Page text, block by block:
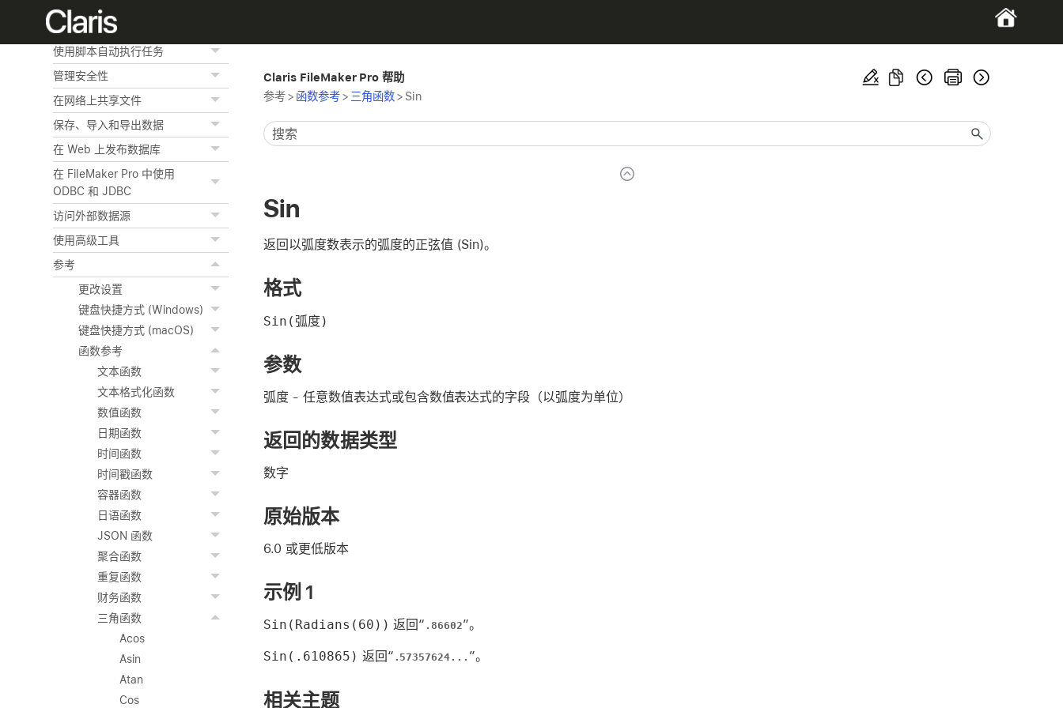
从数据创建图表
使用脚本自动执行任务
管理安全性
在网络上共享文件
保存、导入和导出数据
在 Web 上发布数据库
在 FileMaker Pro 中使用
ODBC 和 JDBC
访问外部数据源
使用高级工具
参考
更改设置
键盘快捷方式 (Windows)
键盘快捷方式 (macOS)
函数参考
文本函数
文本格式化函数
数值函数
日期函数
时间函数
时间戳函数
容器函数
日语函数
JSON 函数
聚合函数
重复函数
财务函数
三角函数
Acos
Asin
Atan
Cos
Claris FileMaker Pro 帮助
参考> 函数参考> 三角函数> Sin
Sin
返回以弧度数表示的弧度的正弦值 (Sin)。
格式
Sin(弧度)
参数
弧度 - 任意数值表达式或包含数值表达式的字段（以弧度为单位）
返回的数据类型
数字
原始版本
6.0 或更低版本
示例 1
Sin(Radians(60)) 返回“ .86602”。
Sin(.610865) 返回“ .57357624... ”。
相关主题